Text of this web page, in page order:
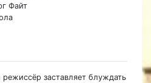
Файт
режиссёр заставляет блуждать